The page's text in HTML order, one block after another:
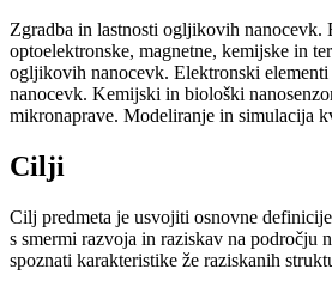
Zgradba in lastnosti ogljikovih nanocevk.
optoelektronske, magnetne, kemijske in
ogljikovih nanocevk. Elektronski
nanocevk. Kemijski in biološki
mikronaprave. Modeliranje in simulacija
Cilji
Cilj predmeta je usvojiti osnovne
s smermi razvoja in raziskav na področju
spoznati karakteristike že raziskanih